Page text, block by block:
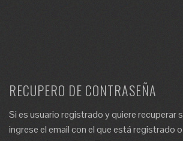
RECUPERO DE CONTRASEÑA
Si es usuario registrado y quiere recuperar
ingrese el email con el que está registrado